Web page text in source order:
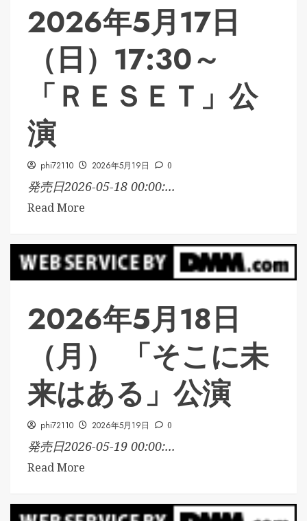
2026年5月17日
（日）17:30～
「ＲＥＳＥＴ」公
演
phi72110 2026年5月19日 0
発売日2026-05-18 00:00:...
Read More
2026年5月18日
（月） 「そこに未
来はある」公演
phi72110 2026年5月19日 0
発売日2026-05-19 00:00:...
Read More